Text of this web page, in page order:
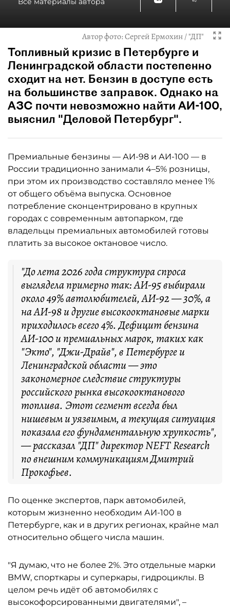
Автор фото:Сергей Ермохин / "ДП"
Топливный кризис в Петербурге и
Ленинградской области постепенно
сходит на нет. Бензин в доступе есть
на большинстве заправок. Однако на
АЗС почти невозможно найти АИ-100,
выяснил "Деловой Петербург".
Премиальные бензины — АИ-98 и АИ-100 — в
России традиционно занимали 4–5% розницы,
при этом их производство составляло менее 1%
от общего объёма выпуска. Основное
потребление сконцентрировано в крупных
городах с современным автопарком, где
владельцы премиальных автомобилей готовы
платить за высокое октановое число.
"До лета 2026 года структура спроса
выглядела примерно так: АИ-95 выбирали
около 49% автолюбителей, АИ-92 — 30%, а
на АИ-98 и другие высокооктановые марки
приходилось всего 4%. Дефицит бензина
АИ-100 и премиальных марок, таких как
"Экто", "Джи-Драйв", в Петербурге и
Ленинградской области — это
закономерное следствие структуры
российского рынка высокооктанового
топлива. Этот сегмент всегда был
нишевым и уязвимым, а текущая ситуация
показала его фундаментальную хрупкость",
— рассказал "ДП" директор NEFT Research
по внешним коммуникациям Дмитрий
Прокофьев.
По оценке экспертов, парк автомобилей,
которым жизненно необходим АИ-100 в
Петербурге, как и в других регионах, крайне мал
относительно общего числа машин.
"Я думаю, что не более 2%. Это отдельные марки
BMW, спорткары и суперкары, гидроциклы. В
целом речь идёт об автомобилях с
высокофорсированными двигателями", –